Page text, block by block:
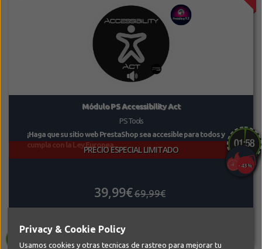
Módulo PS Accessibility Act
PS Tools
¡Haga que su sitio web PrestaShop sea accesible para todos y
cumpla con la Ley Europea...PRECIO ESPECIAL LIMITADO
39,99€69,99€
-43%
Comprar
Privacy & Cookie Policy
Usamos cookies y otras tecnicas de rastreo para mejorar tu